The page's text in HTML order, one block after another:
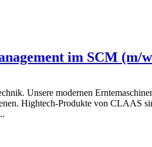
im SCM (m/
Unsere modernen
Hightech-Produkte von CLAAS